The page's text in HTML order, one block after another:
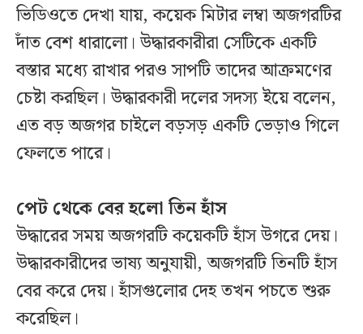
ভিডিওতে দেখা যায়, কয়েক মিটার লম্বা অজগরটির
দাঁত বেশ ধারালো। উদ্ধারকারীরা সেটিকে একটি
বস্তার মধ্যে রাখার পরও সাপটি তাদের আক্রমণের
চেষ্টা করছিল। উদ্ধারকারী দলের সদস্য ইয়ে বলেন,
এত বড় অজগর চাইলে বড়সড় একটি ভেড়াও গিলে
ফেলতে পারে।
পেট থেকে বের হলো তিন হাঁস
উদ্ধারের সময় অজগরটি কয়েকটি হাঁস উগরে দেয়।
উদ্ধারকারীদের ভাষ্য অনুযায়ী, অজগরটি তিনটি হাঁস
বের করে দেয়। হাঁসগুলোর দেহ তখন পচতে শুরু
করেছিল।